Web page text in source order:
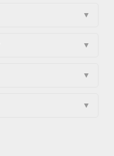
▼
▼
▼
▼